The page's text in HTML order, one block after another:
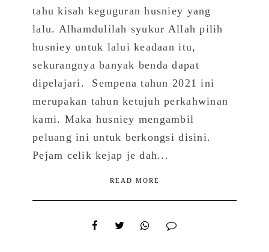
tahu kisah keguguran husniey yang
lalu. Alhamdulilah syukur Allah pilih
husniey untuk lalui keadaan itu,
sekurangnya banyak benda dapat
dipelajari. Sempena tahun 2021 ini
merupakan tahun ketujuh perkahwinan
kami. Maka husniey mengambil
peluang ini untuk berkongsi disini.
Pejam celik kejap je dah...
READ MORE